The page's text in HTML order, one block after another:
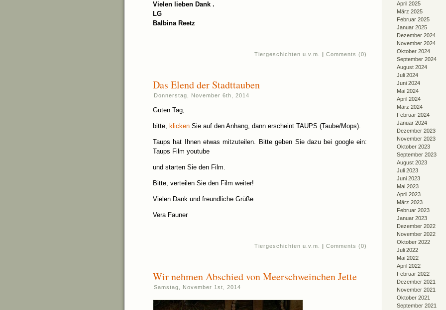
Vielen lieben Dank .
LG
Balbina Reetz
Tiergeschichten u.v.m. | Comments (0)
Das Elend der Stadttauben
Donnerstag, November 6th, 2014
Guten Tag,
bitte, klicken Sie auf den Anhang, dann erscheint TAUPS (Taube/Mops).
Taups hat Ihnen etwas mitzuteilen. Bitte geben Sie dazu bei google ein:
Taups Film youtube
und starten Sie den Film.
Bitte, verteilen Sie den Film weiter!
Vielen Dank und freundliche Grüße
Vera Fauner
Tiergeschichten u.v.m. | Comments (0)
Wir nehmen Abschied von Meerschweinchen Jette
Samstag, November 1st, 2014
April 2025
März 2025
Februar 2025
Januar 2025
Dezember 2024
November 2024
Oktober 2024
September 2024
August 2024
Juli 2024
Juni 2024
Mai 2024
April 2024
März 2024
Februar 2024
Januar 2024
Dezember 2023
November 2023
Oktober 2023
September 2023
August 2023
Juli 2023
Juni 2023
Mai 2023
April 2023
März 2023
Februar 2023
Januar 2023
Dezember 2022
November 2022
Oktober 2022
Juli 2022
Mai 2022
April 2022
Februar 2022
Dezember 2021
November 2021
Oktober 2021
September 2021